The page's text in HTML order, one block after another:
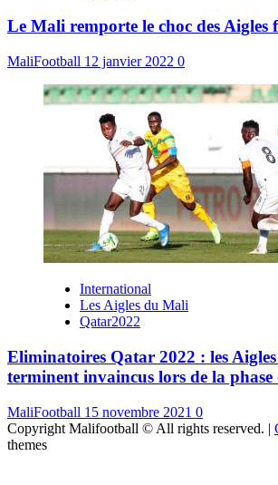
Le Mali remporte le choc des Aigles
MaliFootball 12 janvier 2022 0
International
Les Aigles du Mali
Qatar2022
Eliminatoires Qatar 2022 : les
terminent invaincus lors de la phase
MaliFootball 15 novembre 2021 0
Copyright Malifootball © All rights reserved. |
themes